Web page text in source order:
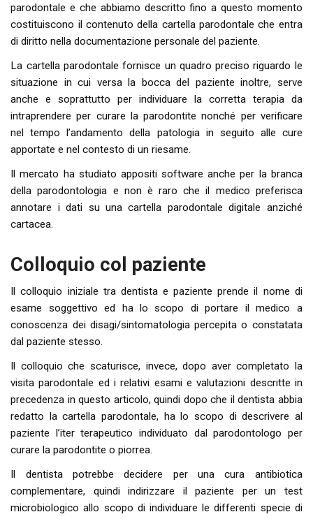
parodontale e che abbiamo descritto fino a questo momento
costituiscono il contenuto della cartella parodontale che entra
di diritto nella documentazione personale del paziente.
La cartella parodontale fornisce un quadro preciso riguardo le
situazione in cui versa la bocca del paziente inoltre, serve
anche e soprattutto per individuare la corretta terapia da
intraprendere per curare la parodontite nonché per verificare
nel tempo l’andamento della patologia in seguito alle cure
apportate e nel contesto di un riesame.
Il mercato ha studiato appositi software anche per la branca
della parodontologia e non è raro che il medico preferisca
annotare i dati su una cartella parodontale digitale anziché
cartacea.
Colloquio col paziente
Il colloquio iniziale tra dentista e paziente prende il nome di
esame soggettivo ed ha lo scopo di portare il medico a
conoscenza dei disagi/sintomatologia percepita o constatata
dal paziente stesso.
Il colloquio che scaturisce, invece, dopo aver completato la
visita parodontale ed i relativi esami e valutazioni descritte in
precedenza in questo articolo, quindi dopo che il dentista abbia
redatto la cartella parodontale, ha lo scopo di descrivere al
paziente l’iter terapeutico individuato dal parodontologo per
curare la parodontite o piorrea.
Il dentista potrebbe decidere per una cura antibiotica
complementare, quindi indirizzare il paziente per un test
microbiologico allo scopo di individuare le differenti specie di